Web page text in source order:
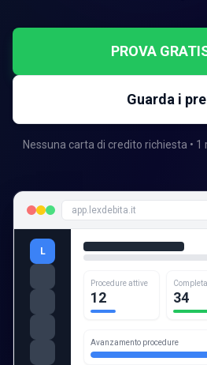
PROVA
Guarda i
Nessuna carta di credito richiesta •
app.lexdebita.it
L
Procedure attive
12 34
Avanzamento procedure